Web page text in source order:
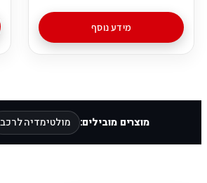
מידע נוסף
מוצרים מובילים: מולטימדיה לרכב